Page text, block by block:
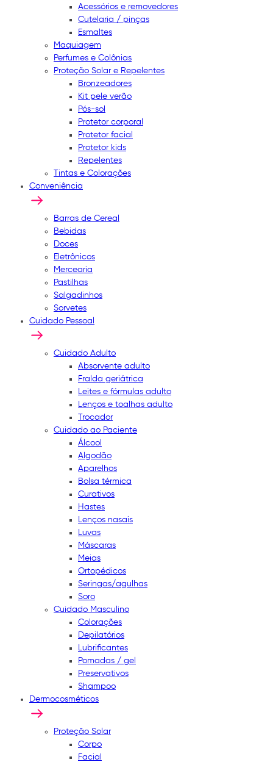
Acessórios e removedores
Cutelaria / pinças
Esmaltes
Maquiagem
Perfumes e Colônias
Proteção Solar e Repelentes
Bronzeadores
Kit pele verão
Pós-sol
Protetor corporal
Protetor facial
Protetor kids
Repelentes
Tintas e Colorações
Conveniência
Barras de Cereal
Bebidas
Doces
Eletrônicos
Mercearia
Pastilhas
Salgadinhos
Sorvetes
Cuidado Pessoal
Cuidado Adulto
Absorvente adulto
Fralda geriátrica
Leites e fórmulas adulto
Lenços e toalhas adulto
Trocador
Cuidado ao Paciente
Álcool
Algodão
Aparelhos
Bolsa térmica
Curativos
Hastes
Lenços nasais
Luvas
Máscaras
Meias
Ortopédicos
Seringas/agulhas
Soro
Cuidado Masculino
Colorações
Depilatórios
Lubrificantes
Pomadas / gel
Preservativos
Shampoo
Dermocosméticos
Proteção Solar
Corpo
Facial